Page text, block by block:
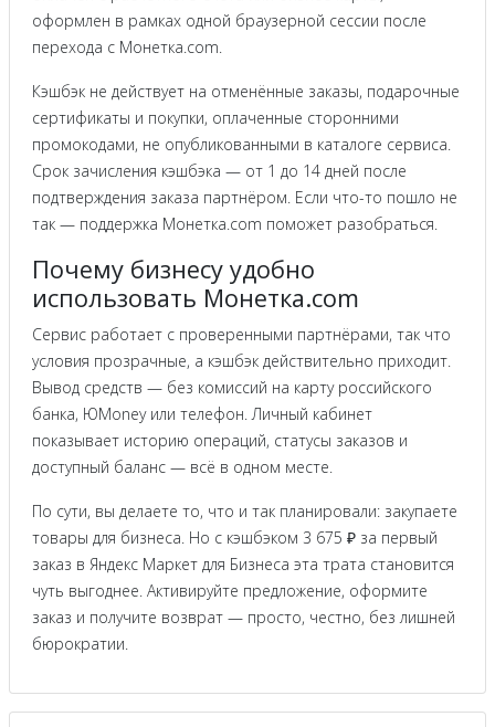
оформлен в рамках одной браузерной сессии после
перехода с Монетка.com.
Кэшбэк не действует на отменённые заказы, подарочные
сертификаты и покупки, оплаченные сторонними
промокодами, не опубликованными в каталоге сервиса.
Срок зачисления кэшбэка — от 1 до 14 дней после
подтверждения заказа партнёром. Если что-то пошло не
так — поддержка Монетка.com поможет разобраться.
Почему бизнесу удобно
использовать Монетка.com
Сервис работает с проверенными партнёрами, так что
условия прозрачные, а кэшбэк действительно приходит.
Вывод средств — без комиссий на карту российского
банка, ЮMoney или телефон. Личный кабинет
показывает историю операций, статусы заказов и
доступный баланс — всё в одном месте.
По сути, вы делаете то, что и так планировали: закупаете
товары для бизнеса. Но с кэшбэком 3 675 ₽ за первый
заказ в Яндекс Маркет для Бизнеса эта трата становится
чуть выгоднее. Активируйте предложение, оформите
заказ и получите возврат — просто, честно, без лишней
бюрократии.